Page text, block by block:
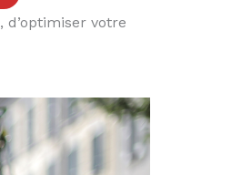
, d’optimiser votre